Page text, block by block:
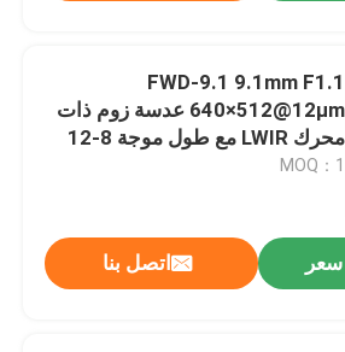
FWD-9.1 9.1mm F1.1
640×512@12μm عدسة زوم ذات
محرك LWIR مع طول موجة 8-12
μm للتصوير الحراري
MOQ：1
اتصل بنا